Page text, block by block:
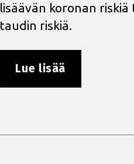
lisäävän koronan riskiä
taudin riskiä.
Lue lisää